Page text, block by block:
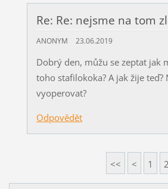
Re: Re: nejsme na tom
ANONYM 23.06.2019
Dobrý den, můžu se zeptat jak
toho stafilokoka? A jak žije
vyoperovat?
Odpovědět
<< < 1 2